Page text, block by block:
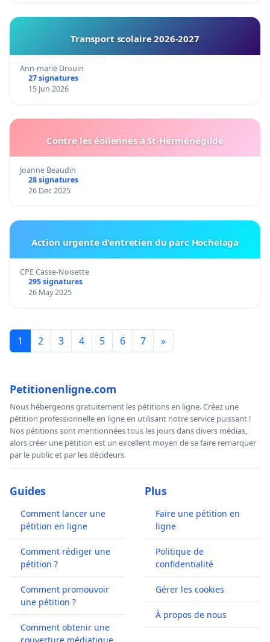
Transport scolaire 2026-2027
Ann-marie Drouin
27 signatures
15 Jun 2026
Contre les éoliennes à St-Herménégilde
Joanne Beaudin
28 signatures
26 Dec 2025
Action urgente d'entretien du parc Hochelaga
CPE Casse-Noisette
295 signatures
26 May 2025
1 2 3 4 5 6 7 »
Petitionenligne.com
Nous hébergeons gratuitement les pétitions en ligne. Créez une
pétition professionnelle en ligne en utilisant notre service puissant !
Nos pétitions sont mentionnées tous les jours dans divers médias,
alors créer une pétition est un excellent moyen de se faire remarquer
par le public et par les décideurs.
Guides
Comment lancer une
pétition en ligne
Comment rédiger une
pétition ?
Comment promouvoir
une pétition ?
Comment obtenir une
Plus
Faire une pétition en
ligne
Politique de
confidentialité
Gérer les cookies
À propos de nous